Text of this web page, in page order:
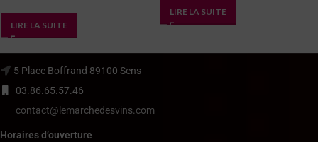
LIRE LA SUITE
LIRE LA SUITE
5 Place Boffrand 89100 Sens
03.86.65.57.46
contact@lemarchedesvins.com
Horaires d’ouverture